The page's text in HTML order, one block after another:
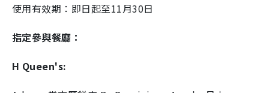
使用有效期：即日起至11月30日
指定參與餐廳：
H Queen's: